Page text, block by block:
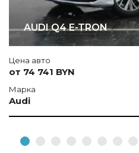
AUDI Q4 E-TRON
Цена авто
от 74 741 BYN
Марка
Audi